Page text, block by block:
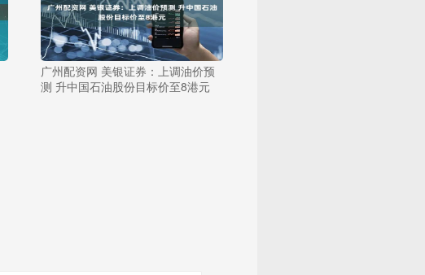
广州配资网 美银证券：上调油价预
测 升中国石油股份目标价至8港元